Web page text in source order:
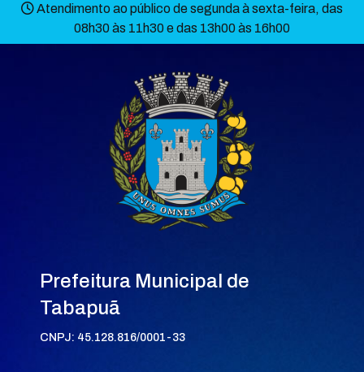
Atendimento ao público de segunda à sexta-feira, das
08h30 às 11h30 e das 13h00 às 16h00
Prefeitura Municipal de
Tabapuã
CNPJ: 45.128.816/0001-33